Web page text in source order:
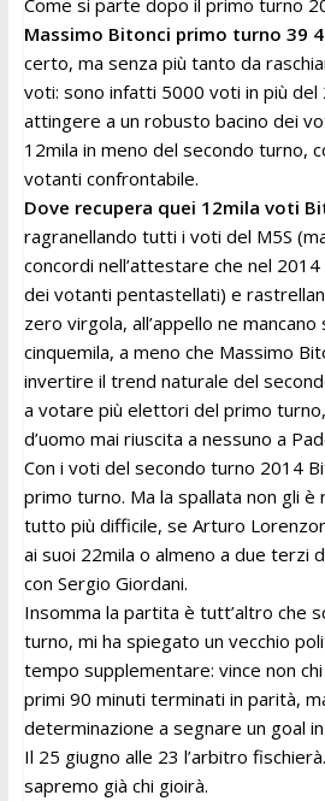
Come si parte dopo il primo turno
Massimo Bitonci primo turno 39
certo, ma senza più tanto da
voti: sono infatti 5000 voti in più
attingere a un robusto bacino dei
12mila in meno del secondo turno,
votanti confrontabile.
Dove recupera quei 12mila voti
ragranellando tutti i voti del M5S
concordi nell’attestare che nel
dei votanti pentastellati) e
zero virgola, all’appello ne
cinquemila, a meno che Massimo
invertire il trend naturale del
a votare più elettori del primo
d’uomo mai riuscita a nessuno a
Con i voti del secondo turno 2014
primo turno. Ma la spallata non gli
tutto più difficile, se Arturo
ai suoi 22mila o almeno a due terzi
con Sergio Giordani.
Insomma la partita è tutt’altro che
turno, mi ha spiegato un vecchio
tempo supplementare: vince non
primi 90 minuti terminati in parità,
determinazione a segnare un goal in
Il 25 giugno alle 23 l’arbitro
sapremo già chi gioirà.